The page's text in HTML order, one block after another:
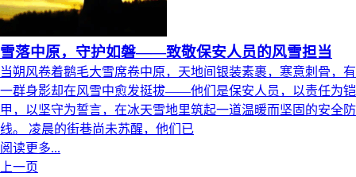
雪落中原，守护如磐——致敬保安人员的风雪担当
当朔风卷着鹅毛大雪席卷中原，天地间银装素裹，寒意刺骨，有
一群身影却在风雪中愈发挺拔——他们是保安人员，以责任为铠
甲，以坚守为誓言，在冰天雪地里筑起一道温暖而坚固的安全防
线。 凌晨的街巷尚未苏醒，他们已
阅读更多...
上一页